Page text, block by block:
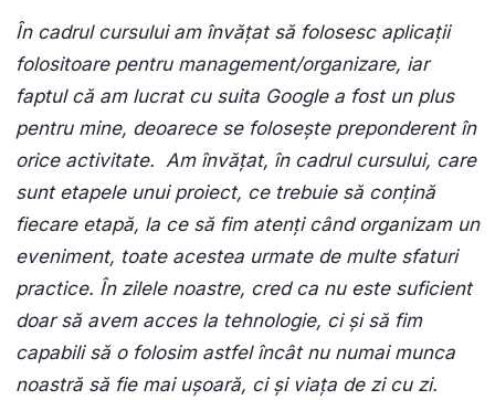
În cadrul cursului am învățat să folosesc aplicații
folositoare pentru management/organizare, iar
faptul că am lucrat cu suita Google a fost un plus
pentru mine, deoarece se folosește preponderent în
orice activitate. Am învățat, în cadrul cursului, care
sunt etapele unui proiect, ce trebuie să conțină
fiecare etapă, la ce să fim atenți când organizam un
eveniment, toate acestea urmate de multe sfaturi
practice. În zilele noastre, cred ca nu este suficient
doar să avem acces la tehnologie, ci și să fim
capabili să o folosim astfel încât nu numai munca
noastră să fie mai ușoară, ci și viața de zi cu zi.